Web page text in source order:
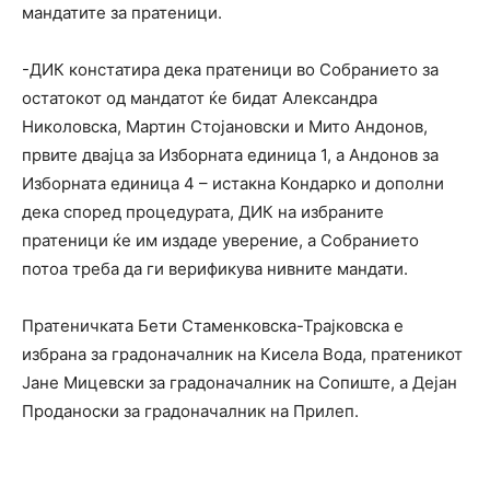
мандатите за пратеници.
-ДИК констатира дека пратеници во Собранието за
остатокот од мандатот ќе бидат Александра
Николовска, Мартин Стојановски и Мито Андонов,
првите двајца за Изборната единица 1, а Андонов за
Изборната единица 4 – истакна Кондарко и дополни
дека според процедурата, ДИК на избраните
пратеници ќе им издаде уверение, а Собранието
потоа треба да ги верификува нивните мандати.
Пратеничката Бети Стаменковска-Трајковска е
избрана за градоначалник на Кисела Вода, пратеникот
Јане Мицевски за градоначалник на Сопиште, а Дејан
Проданоски за градоначалник на Прилеп.